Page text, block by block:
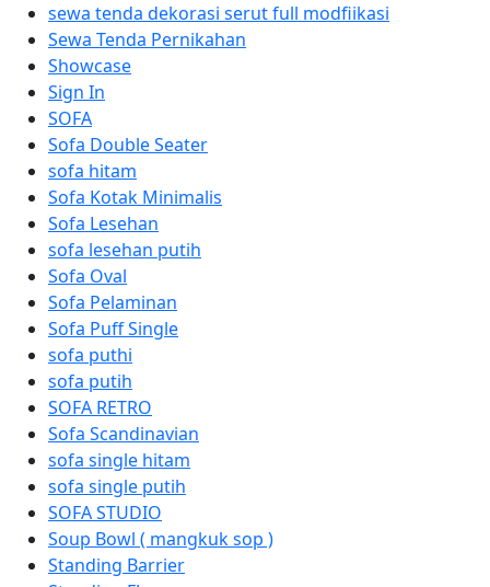
sewa tenda dekorasi serut full modfiikasi
Sewa Tenda Pernikahan
Showcase
Sign In
SOFA
Sofa Double Seater
sofa hitam
Sofa Kotak Minimalis
Sofa Lesehan
sofa lesehan putih
Sofa Oval
Sofa Pelaminan
Sofa Puff Single
sofa puthi
sofa putih
SOFA RETRO
Sofa Scandinavian
sofa single hitam
sofa single putih
SOFA STUDIO
Soup Bowl ( mangkuk sop )
Standing Barrier